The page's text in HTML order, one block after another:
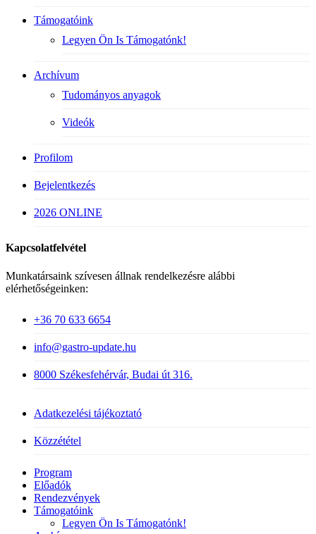
Támogatóink
Legyen Ön Is Támogatónk!
Archívum
Tudományos anyagok
Videók
Profilom
Bejelentkezés
2026 ONLINE
Kapcsolatfelvétel
Munkatársaink szívesen állnak rendelkezésre alábbi
elérhetőségeinken:
+36 70 633 6654
info@gastro-update.hu
8000 Székesfehérvár, Budai út 316.
Adatkezelési tájékoztató
Közzététel
Close
Menu
Program
Előadók
Rendezvények
Támogatóink
Legyen Ön Is Támogatónk!